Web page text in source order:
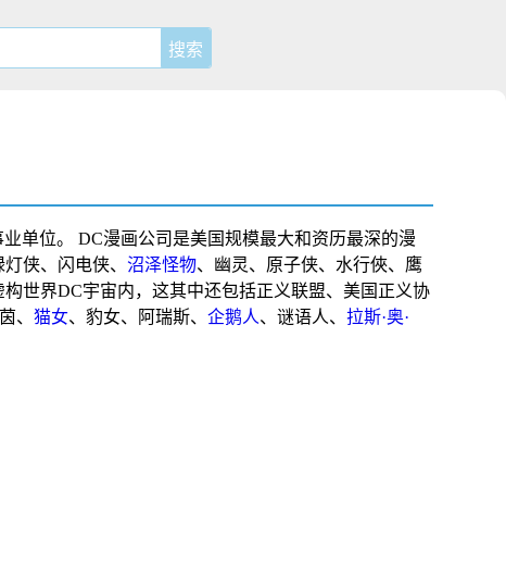
单位。
DC漫画公司是美国规模最大和资历最深的漫
灯侠、 闪电侠、沼泽怪物、 幽灵、 原子侠、 水行俠、 鹰
构世界DC宇宙内，这其中还包括正义联盟、美国正义协
、猫女、豹女、 阿瑞斯、企鹅人、谜语人、拉斯·奥·